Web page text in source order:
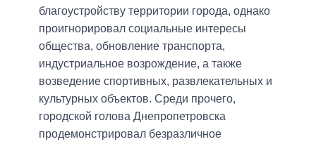
благоустройству территории города, однако
проигнорировал социальные интересы
общества, обновление транспорта,
индустриальное возрождение, а также
возведение спортивных, развлекательных и
культурных объектов. Среди прочего,
городской голова Днепропетровска
продемонстрировал безразличное